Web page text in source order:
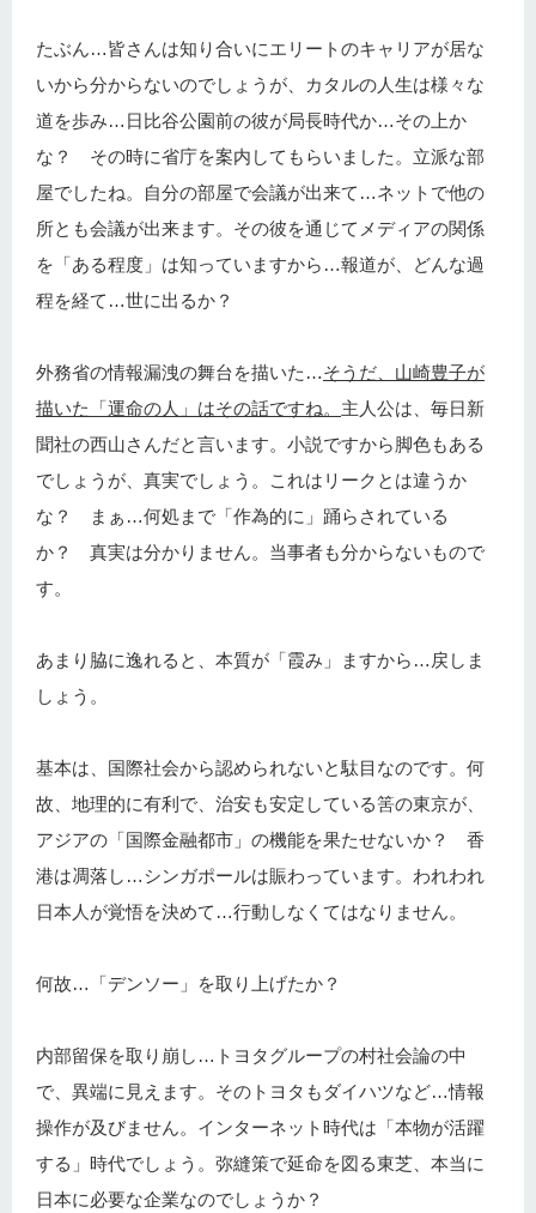
たぶん…皆さんは知り合いにエリートのキャリアが居な
いから分からないのでしょうが、カタルの人生は様々な
道を歩み…日比谷公園前の彼が局長時代か…その上か
な？ その時に省庁を案内してもらいました。立派な部
屋でしたね。自分の部屋で会議が出来て…ネットで他の
所とも会議が出来ます。その彼を通じてメディアの関係
を「ある程度」は知っていますから…報道が、どんな過
程を経て…世に出るか？
外務省の情報漏洩の舞台を描いた…そうだ、山崎豊子が
描いた「運命の人」はその話ですね。 主人公は、毎日新
聞社の西山さんだと言います。小説ですから脚色もある
でしょうが、真実でしょう。これはリークとは違うか
な？ まぁ…何処まで「作為的に」踊らされている
か？ 真実は分かりません。当事者も分からないもので
す。
あまり脇に逸れると、本質が「霞み」ますから…戻しま
しょう。
基本は、国際社会から認められないと駄目なのです。何
故、地理的に有利で、治安も安定している筈の東京が、
アジアの「国際金融都市」の機能を果たせないか？ 香
港は凋落し…シンガポールは賑わっています。われわれ
日本人が覚悟を決めて…行動しなくてはなりません。
何故…「デンソー」を取り上げたか？
内部留保を取り崩し…トヨタグループの村社会論の中
で、異端に見えます。そのトヨタもダイハツなど…情報
操作が及びません。インターネット時代は「本物が活躍
する」時代でしょう。弥縫策で延命を図る東芝、本当に
日本に必要な企業なのでしょうか？